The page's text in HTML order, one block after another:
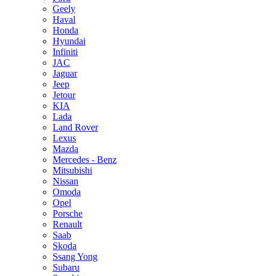
Geely
Haval
Honda
Hyundai
Infiniti
JAC
Jaguar
Jeep
Jetour
KIA
Lada
Land Rover
Lexus
Mazda
Mercedes - Benz
Mitsubishi
Nissan
Omoda
Opel
Porsche
Renault
Saab
Skoda
Ssang Yong
Subaru